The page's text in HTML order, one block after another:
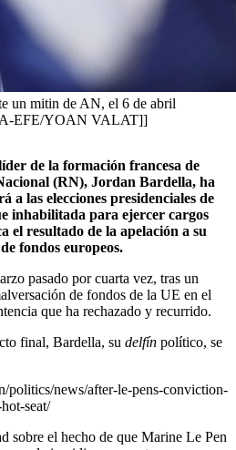
un mitin de AN, el 6 de abril
EFE/YOAN VALAT]]
de la formación francesa de
(RN), Jordan Bardella, ha
a las elecciones presidenciales de
inhabilitada para ejercer cargos
el resultado de la apelación a su
fondos europeos.
pasado por cuarta vez, tras un
de fondos de la UE en el
que ha rechazado y recurrido.
final, Bardella, su delfín político, se
politics/news/after-le-pens-conviction-
seat/
sobre el hecho de que Marine Le Pen